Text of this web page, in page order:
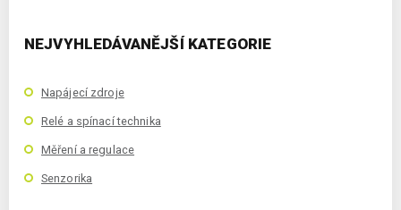
NEJVYHLEDÁVANĚJŠÍ KATEGORIE
Napájecí zdroje
Relé a spínací technika
Měření a regulace
Senzorika